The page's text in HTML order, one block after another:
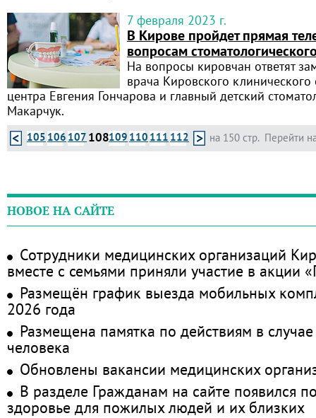
7 февраля 2023 г.
В Кирове пройдет прямая
вопросам
На вопросы кировчан ответят
врача Кировского клинического
центра Евгения Гончарова и главный детский
Макарчук.
Перейти
105 106 107 108109 110 111 112 на 150 стр.
НОВОЕ НА САЙТЕ
Сотрудники медицинских организаций
вместе с семьями приняли участие в акции
Размещён график выезда мобильных
2026 года
Размещена памятка по действиям в
человека
Обновлены вакансии медицинских
В разделе Гражданам на сайте появился
здоровье для пожилых людей и их близких